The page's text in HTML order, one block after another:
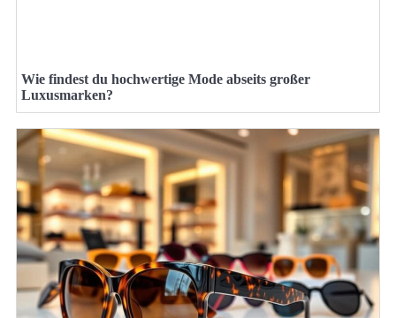
Wie findest du hochwertige Mode abseits großer
Luxusmarken?